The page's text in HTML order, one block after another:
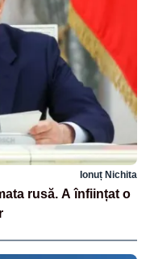
Ionuț Nichita
rusă. A înființat o